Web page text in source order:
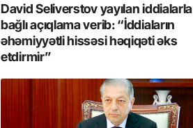
David Seliverstov yayılan iddialarla
bağlı açıqlama verib: “İddiaların
əhəmiyyətli hissəsi həqiqəti əks
etdirmir”